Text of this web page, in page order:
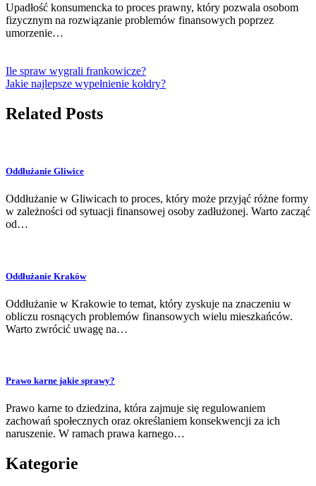
Upadłość konsumencka to proces prawny, który pozwala osobom
fizycznym na rozwiązanie problemów finansowych poprzez
umorzenie…
Ile spraw wygrali frankowicze?
Jakie najlepsze wypełnienie kołdry?
Related Posts
Oddłużanie Gliwice
Oddłużanie w Gliwicach to proces, który może przyjąć różne formy
w zależności od sytuacji finansowej osoby zadłużonej. Warto zacząć
od…
Oddłużanie Kraków
Oddłużanie w Krakowie to temat, który zyskuje na znaczeniu w
obliczu rosnących problemów finansowych wielu mieszkańców.
Warto zwrócić uwagę na…
Prawo karne jakie sprawy?
Prawo karne to dziedzina, która zajmuje się regulowaniem
zachowań społecznych oraz określaniem konsekwencji za ich
naruszenie. W ramach prawa karnego…
Kategorie